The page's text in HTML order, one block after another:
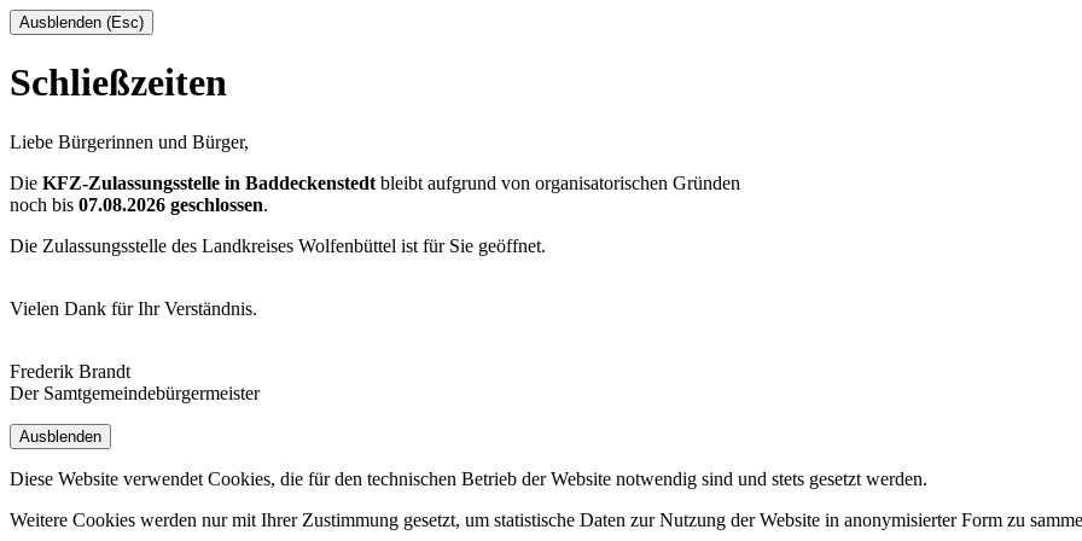
Ausblenden (Esc)
Schließzeiten
Liebe Bürgerinnen und Bürger,
Die KFZ-Zulassungsstelle in Baddeckenstedt bleibt aufgrund von organisatorischen Gründen
noch bis 07.08.2026 geschlossen.
Die Zulassungsstelle des Landkreises Wolfenbüttel ist für Sie geöffnet.
Vielen Dank für Ihr Verständnis.
Frederik Brandt
Der Samtgemeindebürgermeister
Ausblenden
Diese Website verwendet Cookies, die für den technischen Betrieb der Website notwendig sind und stets gesetzt werden.
Weitere Cookies werden nur mit Ihrer Zustimmung gesetzt, um statistische Daten zur Nutzung der Website in anonymisierter Form zu